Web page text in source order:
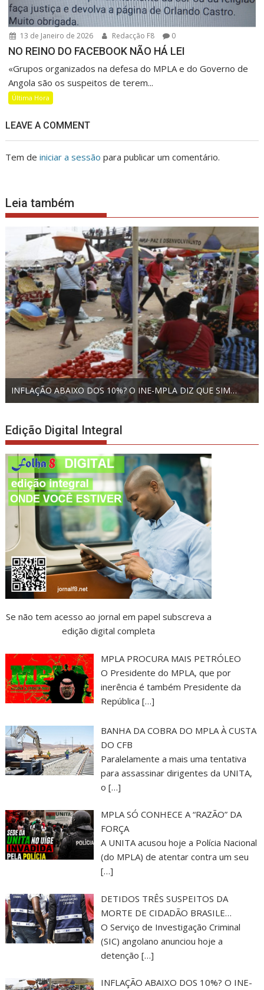
13 de Janeiro de 2026 Redacção F8 0
NO REINO DO FACEBOOK NÃO HÁ LEI
«Grupos organizados na defesa do MPLA e do Governo de
Angola são os suspeitos de terem...
Última Hora
LEAVE A COMMENT
Tem deiniciar a sessão para publicar um comentário.
Leia também
INFLAÇÃO ABAIXO DOS 10%? O INE-MPLA DIZ QUE SIM…
Edição Digital Integral
Se não tem acesso ao jornal em papel subscreva a
edição digital completa
MPLA PROCURA MAIS PETRÓLEO
O Presidente do MPLA, que por
inerência é também Presidente da
República […]
BANHA DA COBRA DO MPLA À CUSTA
DO CFB
Paralelamente a mais uma tentativa
para assassinar dirigentes da UNITA,
o […]
MPLA SÓ CONHECE A “RAZÃO” DA
FORÇA
A UNITA acusou hoje a Polícia Nacional
(do MPLA) de atentar contra um seu
[…]
DETIDOS TRÊS SUSPEITOS DA
MORTE DE CIDADÃO BRASILE…
O Serviço de Investigação Criminal
(SIC) angolano anunciou hoje a
detenção […]
INFLAÇÃO ABAIXO DOS 10%? O INE-